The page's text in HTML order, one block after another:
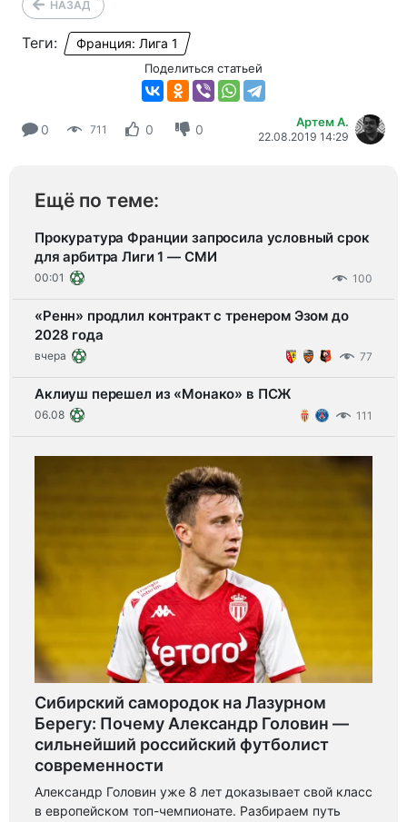
НАЗАД
Теги: Франция: Лига 1
Поделиться статьей
0 711 0 0 Артем А.
22.08.2019 14:29
Ещё по теме:
Прокуратура Франции запросила условный срок
для арбитра Лиги 1 — СМИ
00:01 100
«Ренн» продлил контракт с тренером Эзом до
2028 года
вчера 77
Аклиуш перешел из «Монако» в ПСЖ
06.08 111
Сибирский самородок на Лазурном
Берегу: Почему Александр Головин —
сильнейший российский футболист
современности
Александр Головин уже 8 лет доказывает свой класс
в европейском топ-чемпионате. Разбираем путь